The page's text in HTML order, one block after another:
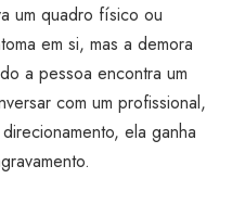
um quadro físico ou
em si, mas a demora
a pessoa encontra um
com um profissional,
ela ganha